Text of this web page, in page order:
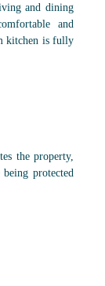
and dining
and
kitchen is fully
the property,
protected